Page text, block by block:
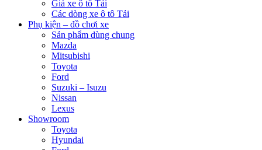
Giá xe ô tô Tải
Các dòng xe ô tô Tải
Phụ kiện – đồ chơi xe
Sản phẩm dùng chung
Mazda
Mitsubishi
Toyota
Ford
Suzuki – Isuzu
Nissan
Lexus
Showroom
Toyota
Hyundai